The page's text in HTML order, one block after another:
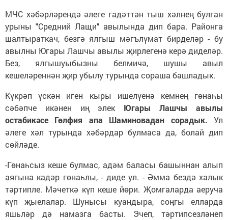
МЧС хәбәрләрендә әлеге гадәттән тыш хәлнең булган
урыны "Средний Лащи" авылында дип бара. Районга
шалтыраткач, безгә ялгыш мәгълүмат бирделәр - бу
авылны Югары Лашчы авылы җирлегенә керә диделәр.
Без, ялгышуыбызны белмичә, шушы авыл
кешеләреннән җир убылу турында сораша башладык.
Күкрәп үскән иген кыры ишелүенә кемнең гөнаһы
сәбәпче икәнен иң элек ЮгарыЛашчы авылы
остабикәсе Гөлфия апа Шаминовадан сорадык. Ул
әлеге хәл турында хәбәрдар булмаса да, болай дип
сөйләде.
-Гөнаһсыз кеше булмас, адәм баласы башыннан алып
аягына кадәр гөнаһлы, - диде ул. - Әмма бездә халык
тәртипле. Мәчеткә күп кеше йөри. Җомгаларда аеруча
күп җыелалар. Шунысы куандыра, соңгы елларда
яшьләр дә намазга басты. Эчеп, тәртипсезләнеп